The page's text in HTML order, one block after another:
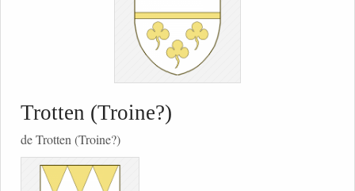
Trotten (Troine?)
de Trotten (Troine?)